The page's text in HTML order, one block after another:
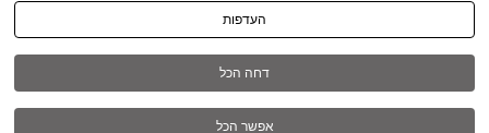
תנאי שימוש|הצהרת נגישות| כל הזכויות שמורות
ל DWO ©
העדפות
דחה הכל
אפשר הכל